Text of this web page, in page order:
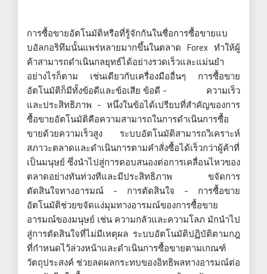
การซื้อขายอัตโนมัติหรือที่รู้จักกันในชื่อการซื้อขายแบ
บอัลกอริทึมนั้นแพร่หลายมากขึ้นในตลาด Forex ทำให้ผู้
ค้าสามารถดำเนินกลยุทธ์ได้อย่างรวดเร็วและแม่นยำ
อย่างไรก็ตาม เช่นเดียวกับเครื่องมืออื่นๆ การซื้อขาย
อัตโนมัติก็มีทั้งข้อดีและข้อเสีย ข้อดี - ความเร็ว
และประสิทธิภาพ - หนึ่งในข้อได้เปรียบที่สำคัญของการ
ซื้อขายอัตโนมัติคือความสามารถในการดำเนินการซื้อ
ขายด้วยความเร็วสูง ระบบอัตโนมัติสามารถวิเคราะห์
สภาวะตลาดและดำเนินการตามคำสั่งซื้อได้เร็วกว่าผู้ค้าที่
เป็นมนุษย์ ซึ่งนำไปสู่การตอบสนองต่อการเคลื่อนไหวของ
ตลาดอย่างทันท่วงทีและมีประสิทธิภาพ ขจัดการ
ตัดสินใจทางอารมณ์ - การตัดสินใจ - การซื้อขาย
อัตโนมัติช่วยขจัดแง่มุมทางอารมณ์ของการซื้อขาย
อารมณ์ของมนุษย์ เช่น ความกลัวและความโลภ มักนำไป
สู่การตัดสินใจที่ไม่มีเหตุผล ระบบอัตโนมัติปฏิบัติตามกฎ
ที่กำหนดไว้ล่วงหน้าและดำเนินการซื้อขายตามเกณฑ์
วัตถุประสงค์ ช่วยลดผลกระทบของอิทธิพลทางอารมณ์ต่อ